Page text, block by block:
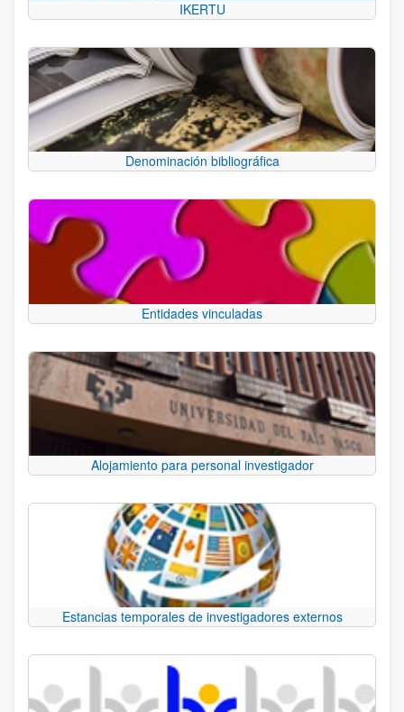
IKERTU
Denominación bibliográfica
Entidades vinculadas
Alojamiento para personal investigador
Estancias temporales de investigadores externos